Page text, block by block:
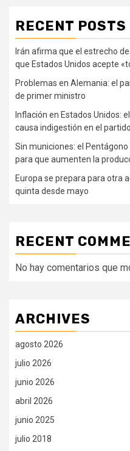
RECENT POSTS
Irán afirma que el estrecho
que Estados Unidos acepte
Problemas en Alemania: el
de primer ministro
Inflación en Estados Unidos:
causa indigestión en el
Sin municiones: el
para que aumenten la
Europa se prepara para otra
quinta desde mayo
RECENT
No hay comentarios que
ARCHIVES
agosto 2026
julio 2026
junio 2026
abril 2026
junio 2025
julio 2018